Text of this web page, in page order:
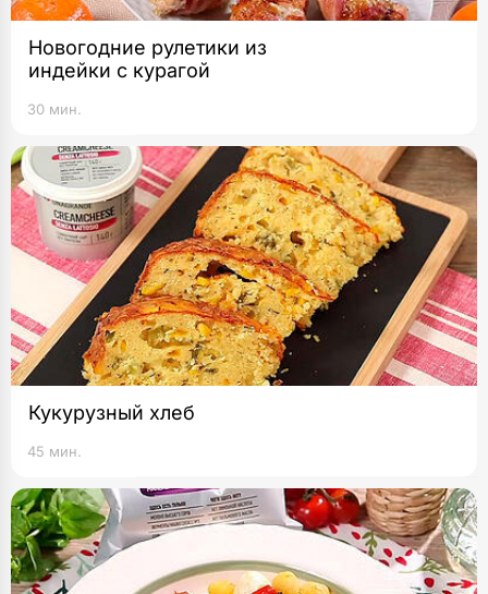
Новогодние рулетики из
индейки с курагой
30 мин.
Кукурузный хлеб
45 мин.